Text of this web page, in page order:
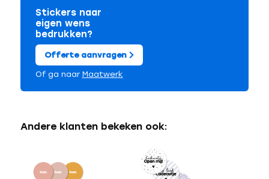
Stickers naar
eigen wens
bedrukken?
Offerte aanvragen
Of ga naar Maatwerk
Andere klanten bekeken ook: